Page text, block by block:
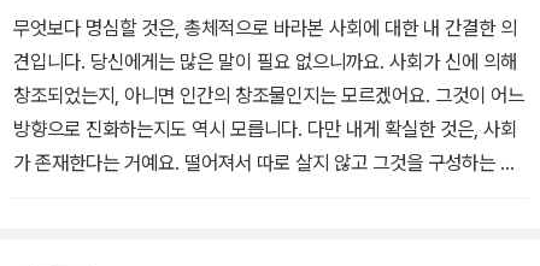
발자크의 날카로운 통찰을 드러내고 있다. 모르소프 부인이 단지 연
애 드라마의 주인공일 뿐 아니라 높은 수준의 지성의 소유자임을 알
려 준다.
무엇보다 명심할 것은, 총체적으로 바라본 사회에 대한 내 간결한 의
견입니다. 당신에게는 많은 말이 필요 없으니까요. 사회가 신에 의해
창조되었는지, 아니면 인간의 창조물인지는 모르겠어요. 그것이 어느
방향으로 진화하는지도 역시 모릅니다. 다만 내게 확실한 것은, 사회
가 존재한다는 거예요. 떨어져서 따로 살지 않고 그것을 구성하는 조
건들을 받아들이기로 한 이상, 당신은 그 조건들에 대해 불만을 품으